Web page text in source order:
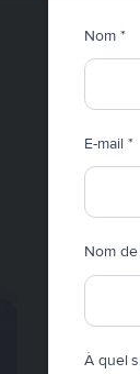
Nom *
E-mail *
Nom
À quel